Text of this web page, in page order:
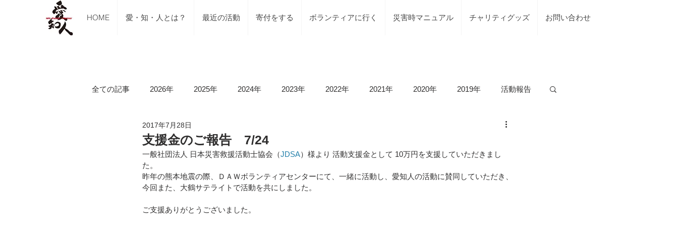
HOME 愛・知・人とは？ 最近の活動 寄付をする ボランティアに行く 災害時マニュアル チャリティグッズ お問い合わせ
全ての記事 2026年 2025年 2024年 2023年 2022年 2021年 2020年 2019年 活動報告
ご支援のご報告 メディア掲載情報
講習会（ブルーシート張り・床下等）
令和5年山口県美祢市豪雨水害 令和5年台風2号（沼津市）
支援金のご報告 7/24
2017年7月28日
一般社団法人 日本災害救援活動士協会（JDSA）様より 活動支援金として 10万円を支援していただきまし
た。
昨年の熊本地震の際、ＤＡＷボランティアセンターにて、一緒に活動し、愛知人の活動に賛同していただき、
今回また、大鶴サテライトで活動を共にしました。
ご支援ありがとうございました。